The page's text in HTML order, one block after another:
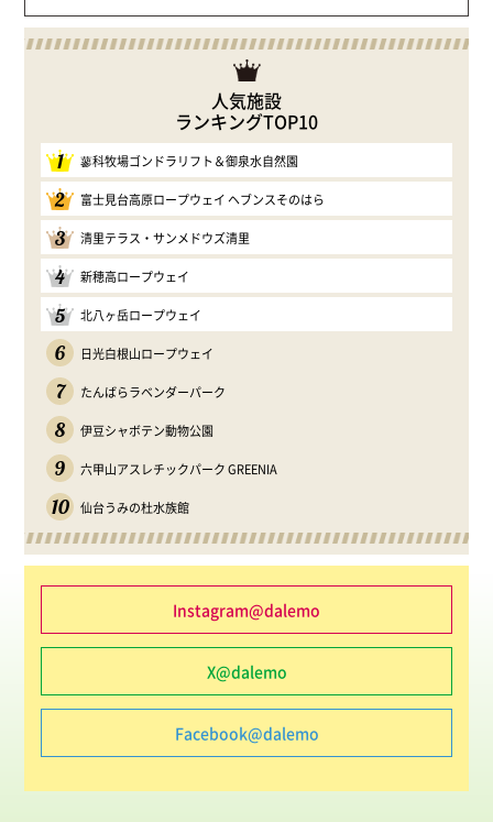
人気施設
ランキングTOP10
1 蓼科牧場ゴンドラリフト＆御泉水自然園
2 富士見台高原ロープウェイ ヘブンスそのはら
3 清里テラス・サンメドウズ清里
4 新穂高ロープウェイ
5 北八ヶ岳ロープウェイ
6 日光白根山ロープウェイ
7 たんばらラベンダーパーク
8 伊豆シャボテン動物公園
9 六甲山アスレチックパーク GREENIA
10 仙台うみの杜水族館
Instagram@dalemo
X@dalemo
Facebook@dalemo